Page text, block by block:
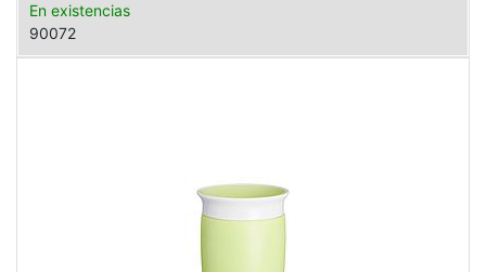
En existencias
90072